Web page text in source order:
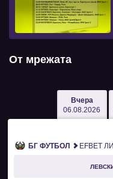
От мрежата
Вчера
06.08.2026
БГ ФУТБОЛ EFBET